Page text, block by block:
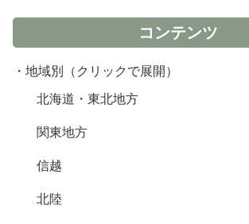
コンテンツ
・地域別（クリックで展開）
北海道・東北地方
関東地方
信越
北陸